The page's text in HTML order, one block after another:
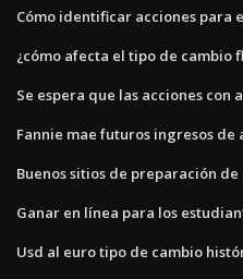
Cómo identificar acciones para
¿cómo afecta el tipo de cambio
Se espera que las acciones
Fannie mae futuros ingresos
Buenos sitios de preparación
Ganar en línea para los
Usd al euro tipo de cambio